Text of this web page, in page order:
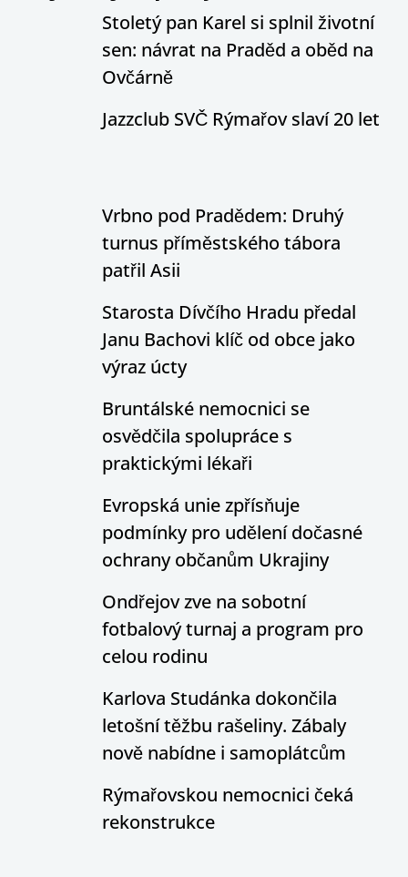
Stoletý pan Karel si splnil životní
sen: návrat na Praděd a oběd na
Ovčárně
Jazzclub SVČ Rýmařov slaví 20 let
Vrbno pod Pradědem: Druhý
turnus příměstského tábora
patřil Asii
Starosta Dívčího Hradu předal
Janu Bachovi klíč od obce jako
výraz úcty
Bruntálské nemocnici se
osvědčila spolupráce s
praktickými lékaři
Evropská unie zpřísňuje
podmínky pro udělení dočasné
ochrany občanům Ukrajiny
Ondřejov zve na sobotní
fotbalový turnaj a program pro
celou rodinu
Karlova Studánka dokončila
letošní těžbu rašeliny. Zábaly
nově nabídne i samoplátcům
Rýmařovskou nemocnici čeká
rekonstrukce